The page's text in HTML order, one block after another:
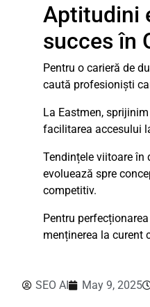
Aptitudini
succes în
Pentru o carieră de
caută profesioniști
La Eastmen,
facilitarea accesului
Tendințele viitoare în
evoluează spre
competitiv.
Pentru
menținerea la curent
SEO AI May 9, 2025